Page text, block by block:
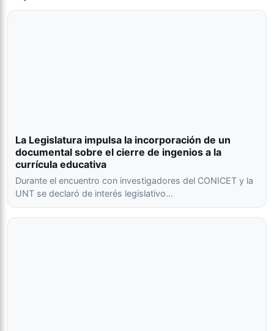
La Legislatura impulsa la incorporación de un
documental sobre el cierre de ingenios a la
currícula educativa
Durante el encuentro con investigadores del CONICET y la
UNT se declaró de interés legislativo…